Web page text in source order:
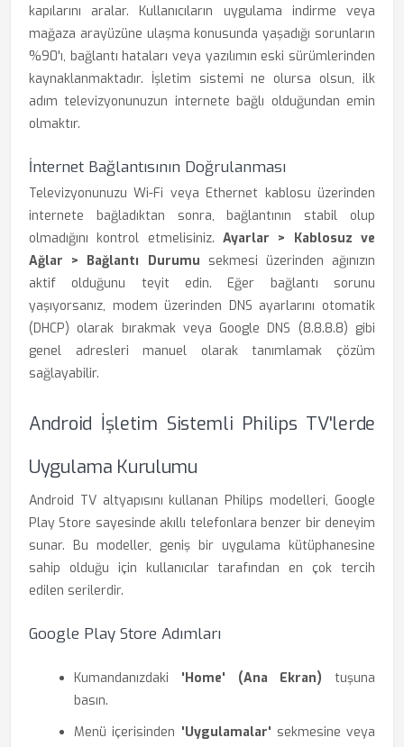
kapılarını aralar. Kullanıcıların uygulama indirme veya
mağaza arayüzüne ulaşma konusunda yaşadığı sorunların
%90'ı, bağlantı hataları veya yazılımın eski sürümlerinden
kaynaklanmaktadır. İşletim sistemi ne olursa olsun, ilk
adım televizyonunuzun internete bağlı olduğundan emin
olmaktır.
İnternet Bağlantısının Doğrulanması
Televizyonunuzu Wi-Fi veya Ethernet kablosu üzerinden
internete bağladıktan sonra, bağlantının stabil olup
olmadığını kontrol etmelisiniz. Ayarlar > Kablosuz ve
Ağlar > Bağlantı Durumu sekmesi üzerinden ağınızın
aktif olduğunu teyit edin. Eğer bağlantı sorunu
yaşıyorsanız, modem üzerinden DNS ayarlarını otomatik
(DHCP) olarak bırakmak veya Google DNS (8.8.8.8) gibi
genel adresleri manuel olarak tanımlamak çözüm
sağlayabilir.
Android İşletim Sistemli Philips TV'lerde
Uygulama Kurulumu
Android TV altyapısını kullanan Philips modelleri, Google
Play Store sayesinde akıllı telefonlara benzer bir deneyim
sunar. Bu modeller, geniş bir uygulama kütüphanesine
sahip olduğu için kullanıcılar tarafından en çok tercih
edilen serilerdir.
Google Play Store Adımları
Kumandanızdaki 'Home' (Ana Ekran) tuşuna
basın.
Menü içerisinden 'Uygulamalar' sekmesine veya